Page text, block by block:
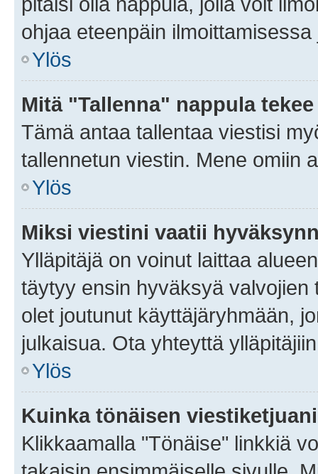
ohjaa eteenpäin
Ylös
Mitä "Tallenna" nappula
Tämä antaa tallentaa viestisi
tallennetun viestin. Mene omiin
Ylös
Miksi viestini vaatii
Ylläpitäjä on voinut laittaa
täytyy ensin hyväksyä
olet joutunut käyttäjäryhmään,
julkaisua. Ota yhteyttä
Ylös
Kuinka tönäisen
Klikkaamalla "Tönäise" linkkiä